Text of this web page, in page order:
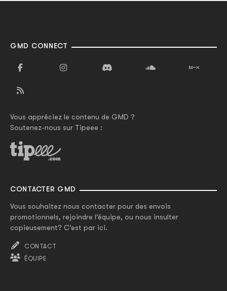
GMD CONNECT
Vous appréciez le contenu de GMD ?
Soutenez-nous sur Tipeee :
CONTACTER GMD
Vous souhaitez nous contacter pour des envois
promotionnels, rejoindre l'équipe, ou nous insulter
copieusement? C'est par ici.
CONTACT
ÉQUIPE